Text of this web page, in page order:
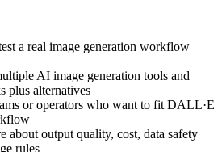
a real image generation workflow
AI image generation tools and
plus alternatives
or operators who want to fit DALL·E
about output quality, cost, data safety
rules